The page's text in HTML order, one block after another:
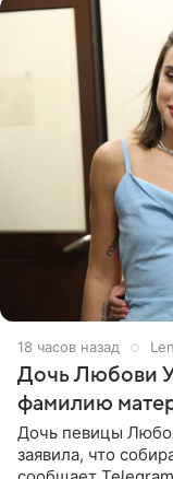
18 часов назад
Дочь Любови
фамилию
Дочь певицы
заявила, что